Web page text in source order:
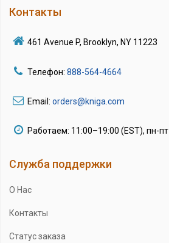
Контакты
461 Avenue P, Brooklyn, NY 11223
Телефон: 888-564-4664
Email: orders@kniga.com
Работаем: 11:00–19:00 (EST), пн-пт
Служба поддержки
О Нас
Контакты
Статус заказа